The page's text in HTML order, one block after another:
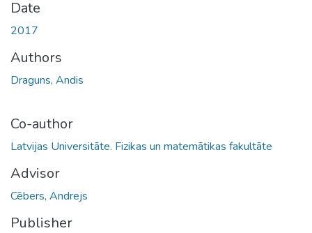
Date
2017
Authors
Draguns, Andis
Co-author
Latvijas Universitāte. Fizikas un matemātikas fakultāte
Advisor
Cēbers, Andrejs
Publisher